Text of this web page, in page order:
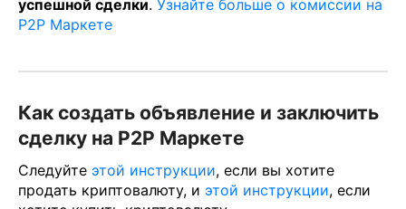
успешной сделки. Узнайте больше о комиссии на
P2P Маркете
Как создать объявление и заключить
сделку на P2P Маркете
Следуйте этой инструкции, если вы хотите
продать криптовалюту, и этой инструкции, если